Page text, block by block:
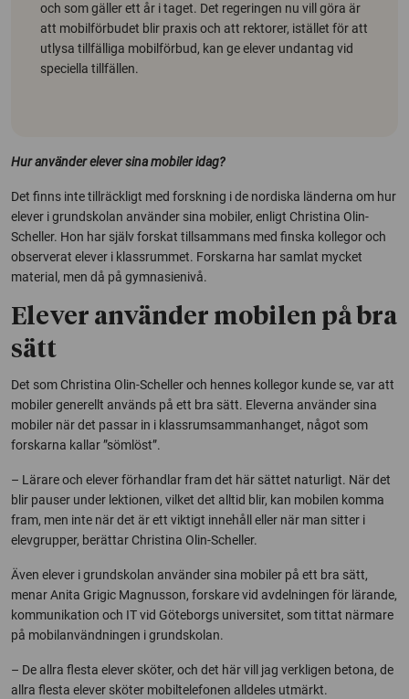
och som gäller ett år i taget. Det regeringen nu vill göra är
att mobilförbudet blir praxis och att rektorer, istället för att
utlysa tillfälliga mobilförbud, kan ge elever undantag vid
speciella tillfällen.
Hur använder elever sina mobiler idag?
Det finns inte tillräckligt med forskning i de nordiska länderna om hur
elever i grundskolan använder sina mobiler, enligt Christina Olin-
Scheller. Hon har själv forskat tillsammans med finska kollegor och
observerat elever i klassrummet. Forskarna har samlat mycket
material, men då på gymnasienivå.
Elever använder mobilen på bra
sätt
Det som Christina Olin-Scheller och hennes kollegor kunde se, var att
mobiler generellt används på ett bra sätt. Eleverna använder sina
mobiler när det passar in i klassrumsammanhanget, något som
forskarna kallar ”sömlöst”.
– Lärare och elever förhandlar fram det här sättet naturligt. När det
blir pauser under lektionen, vilket det alltid blir, kan mobilen komma
fram, men inte när det är ett viktigt innehåll eller när man sitter i
elevgrupper, berättar Christina Olin-Scheller.
Även elever i grundskolan använder sina mobiler på ett bra sätt,
menar Anita Grigic Magnusson, forskare vid avdelningen för lärande,
kommunikation och IT vid Göteborgs universitet, som tittat närmare
på mobilanvändningen i grundskolan.
– De allra flesta elever sköter, och det här vill jag verkligen betona, de
allra flesta elever sköter mobiltelefonen alldeles utmärkt.